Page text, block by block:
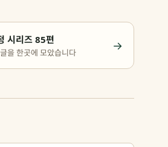
시리즈 85편
을 한곳에 모았습니다 →